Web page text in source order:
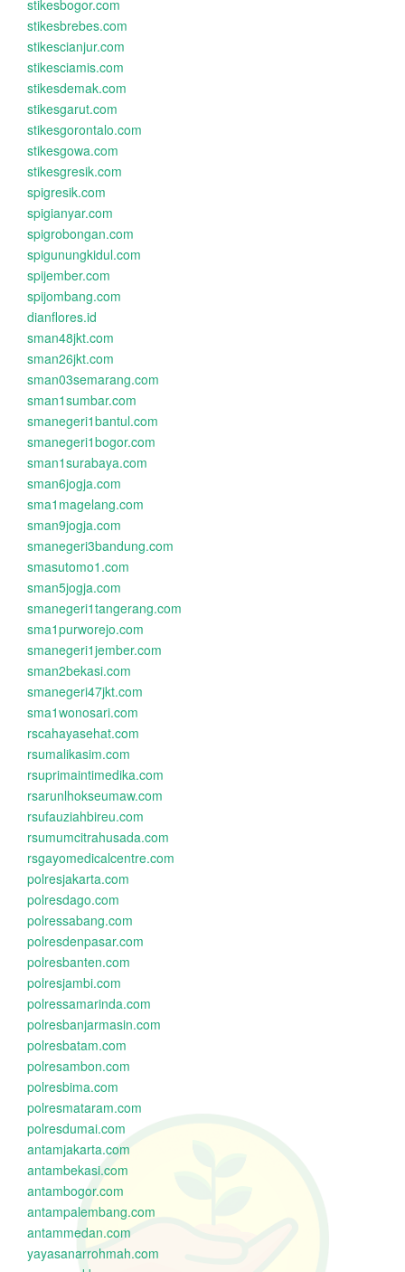
stikesbogor.com
stikesbrebes.com
stikescianjur.com
stikesciamis.com
stikesdemak.com
stikesgarut.com
stikesgorontalo.com
stikesgowa.com
stikesgresik.com
spigresik.com
spigianyar.com
spigrobongan.com
spigunungkidul.com
spijember.com
spijombang.com
dianflores.id
sman48jkt.com
sman26jkt.com
sman03semarang.com
sman1sumbar.com
smanegeri1bantul.com
smanegeri1bogor.com
sman1surabaya.com
sman6jogja.com
sma1magelang.com
sman9jogja.com
smanegeri3bandung.com
smasutomo1.com
sman5jogja.com
smanegeri1tangerang.com
sma1purworejo.com
smanegeri1jember.com
sman2bekasi.com
smanegeri47jkt.com
sma1wonosari.com
rscahayasehat.com
rsumalikasim.com
rsuprimaintimedika.com
rsarunlhokseumaw.com
rsufauziahbireu.com
rsumumcitrahusada.com
rsgayomedicalcentre.com
polresjakarta.com
polresdago.com
polressabang.com
polresdenpasar.com
polresbanten.com
polresjambi.com
polressamarinda.com
polresbanjarmasin.com
polresbatam.com
polresambon.com
polresbima.com
polresmataram.com
polresdumai.com
antamjakarta.com
antambekasi.com
antambogor.com
antampalembang.com
antammedan.com
yayasanarrohmah.com